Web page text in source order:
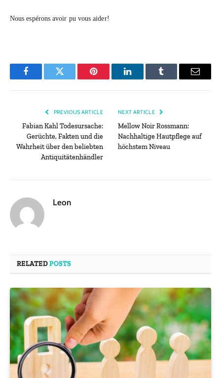
Nous espérons avoir pu vous aider!
FacebookTwitter Pinterest LinkedInTumblr Email
PREVIOUS ARTICLE
Fabian Kahl Todesursache:
Gerüchte, Fakten und die
Wahrheit über den beliebten
Antiquitätenhändler
NEXT ARTICLE
Mellow Noir Rossmann:
Nachhaltige Hautpflege auf
höchstem Niveau
Leon
RELATEDPOSTS